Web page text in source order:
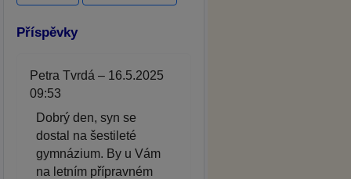
Příspěvky
Petra Tvrdá – 16.5.2025
09:53
Dobrý den, syn se
dostal na šestileté
gymnázium. By u Vám
na letním přípravném